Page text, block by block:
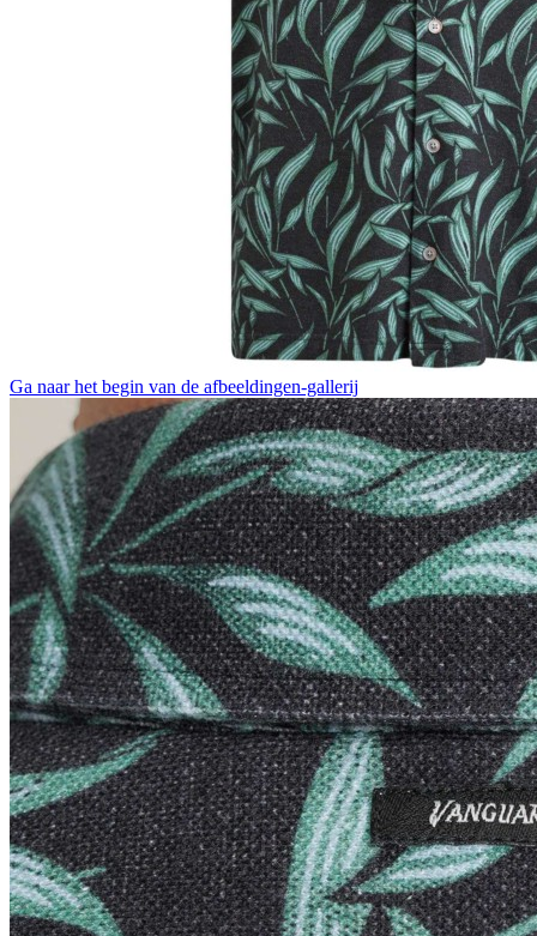
Ga naar het begin van de afbeeldingen-gallerij